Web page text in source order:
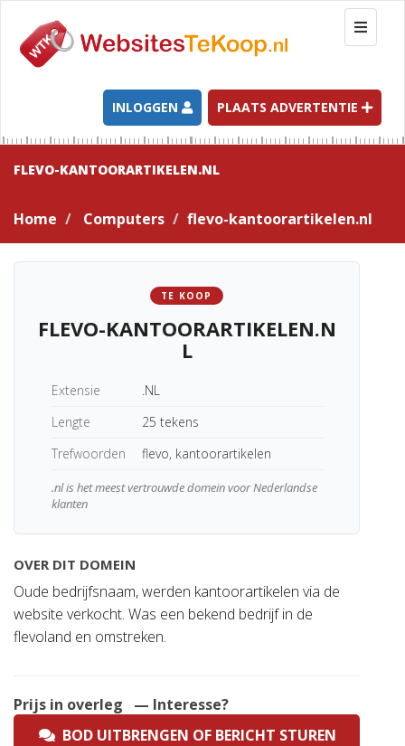
T
o
g
l
e
n
g
a
t
INLOGGEN PLAATS ADVERTENTIE
FLEVO-KANTOORARTIKELEN.NL
Home Computers flevo-kantoorartikelen.nl
TE KOOP
FLEVO-KANTOORARTIKELEN.N
L
Extensie
.NL
Lengte
25 tekens
Trefwoorden
flevo, kantoorartikelen
.nl is het meest vertrouwde domein voor Nederlandse
klanten
OVER DIT DOMEIN
Oude bedrijfsnaam, werden kantoorartikelen via de
website verkocht. Was een bekend bedrijf in de
flevoland en omstreken.
Prijs in overleg
— Interesse?
BOD UITBRENGEN OF BERICHT STUREN